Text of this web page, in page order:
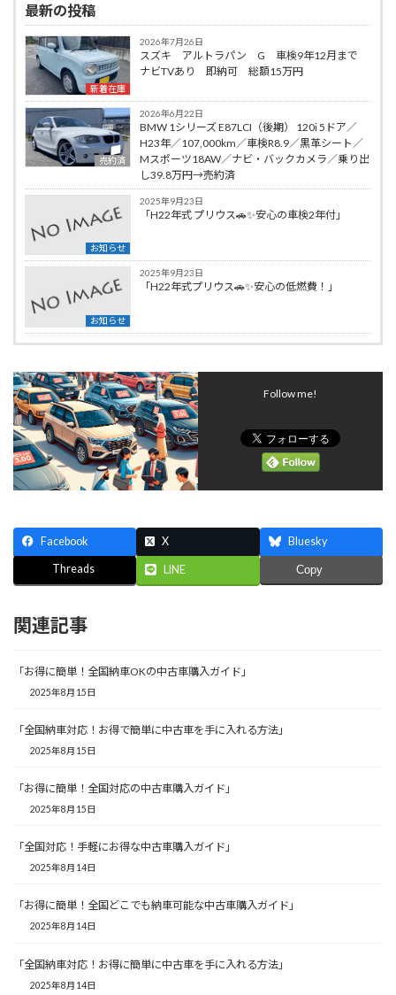
最新の投稿
新着在庫
2026年7月26日
スズキ アルトラパン G 車検9年12月まで
ナビTVあり 即納可 総額15万円
売約済
2026年6月22日
BMW 1シリーズ E87LCI（後期） 120i 5ドア／
H23年／107,000km／車検R8.9／黒革シート／
Mスポーツ18AW／ナビ・バックカメラ／乗り出
し39.8万円→売約済
お知らせ
2025年9月23日
「H22年式 プリウス🚗✨安心の車検2年付」
お知らせ
2025年9月23日
「H22年式プリウス🚗✨安心の低燃費！」
Follow me!
Facebook X Bluesky
Threads LINE Copy
関連記事
「お得に簡単！全国納車OKの中古車購入ガイド」
2025年8月15日
「全国納車対応！お得で簡単に中古車を手に入れる方法」
2025年8月15日
「お得に簡単！全国対応の中古車購入ガイド」
2025年8月15日
「全国対応！手軽にお得な中古車購入ガイド」
2025年8月14日
「お得に簡単！全国どこでも納車可能な中古車購入ガイド」
2025年8月14日
「全国納車対応！お得に簡単に中古車を手に入れる方法」
2025年8月14日